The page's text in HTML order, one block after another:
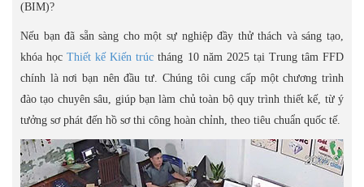
(BIM)?
Nếu bạn đã sẵn sàng cho một sự nghiệp đầy thử thách và sáng tạo,
khóa họcThiết kế Kiến trúc tháng 10 năm 2025 tại Trung tâm FFD
chính là nơi bạn nên đầu tư. Chúng tôi cung cấp một chương trình
đào tạo chuyên sâu, giúp bạn làm chủ toàn bộ quy trình thiết kế, từ ý
tưởng sơ phát đến hồ sơ thi công hoàn chỉnh, theo tiêu chuẩn quốc tế.